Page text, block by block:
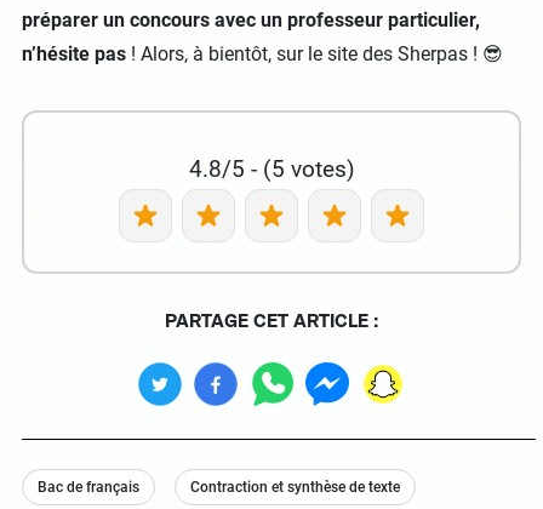
préparer un concours avec un professeur particulier,
n’hésite pas ! Alors, à bientôt, sur le site des Sherpas ! 😎
4.8/5 - (5 votes)
PARTAGE CET ARTICLE :
Bac de français Contraction et synthèse de texte